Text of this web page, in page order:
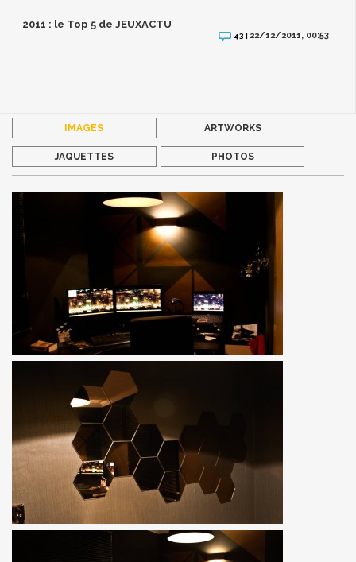
2011 : le Top 5 de JEUXACTU
43 | 22/12/2011, 00:53
IMAGES ARTWORKS
JAQUETTES PHOTOS